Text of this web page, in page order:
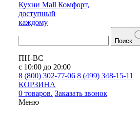
Кухни Mall Комфорт,
доступный
каждому
Поиск
ПН-ВС
с 10:00 до 20:00
8 (800) 302-77-06 8 (499) 348-15-11
КОРЗИНА
0 товаров. Заказать звонок
Меню